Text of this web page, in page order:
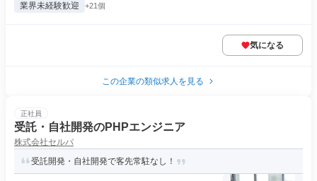
業界未経験歓迎 +21個
気になる
この企業の類似求人を見る
正社員
受託・自社開発のPHPエンジニア
株式会社セルバ
受託開発・自社開発で客先常駐なし！